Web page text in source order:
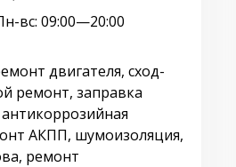
вс: 09:00—20:00
двигателя, сход-
ремонт, заправка
АКПП, шумоизоляция,
ремонт